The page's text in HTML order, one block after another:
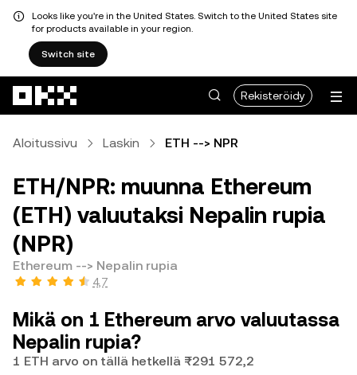
Looks like you're in the United States. Switch to the United States site
for products available in your region.
Switch site
Rekisteröidy
Aloitussivu Laskin ETH --> NPR
ETH/NPR: muunna Ethereum
(ETH) valuutaksi Nepalin rupia
(NPR)
Ethereum --> Nepalin rupia
4,7
Mikä on 1 Ethereum arvo valuutassa
Nepalin rupia?
1 ETH arvo on tällä hetkellä ₨291 572,2